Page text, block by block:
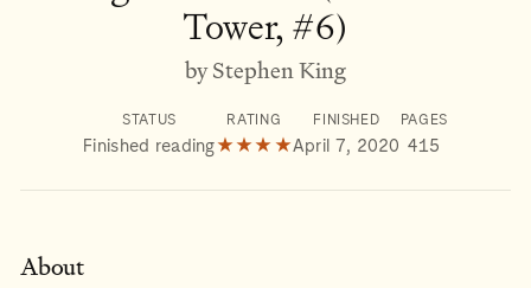
Tower, #6)
by Stephen King
STATUS
Finished reading
RATING
★★★★
FINISHED
April 7, 2020
PAGES
415
About